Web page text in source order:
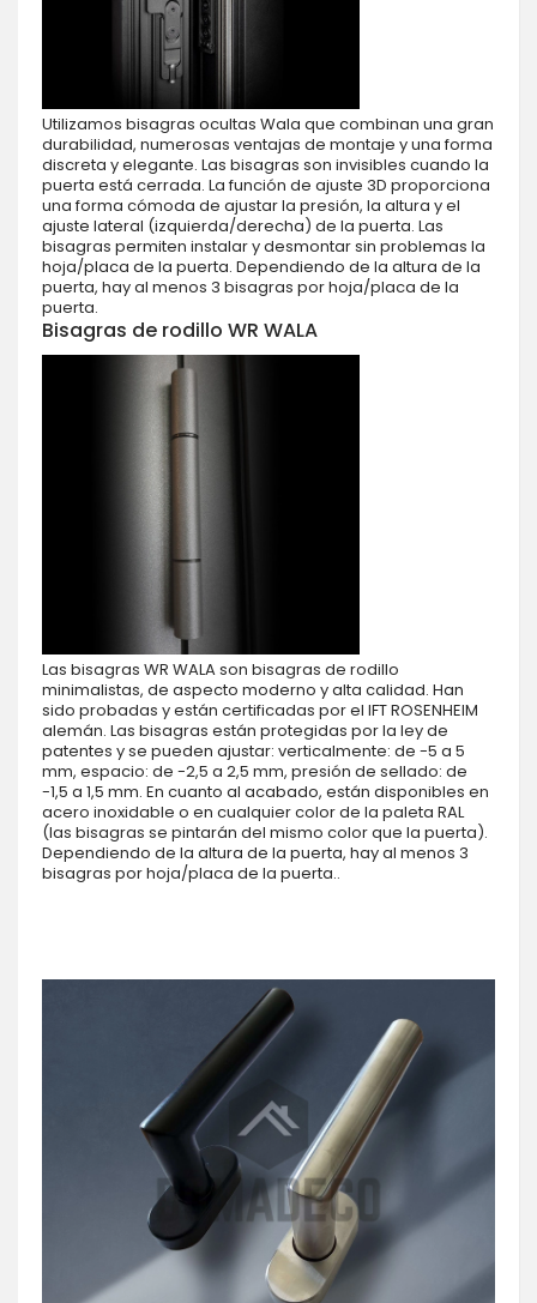
Utilizamos bisagras ocultas Wala que combinan una gran
durabilidad, numerosas ventajas de montaje y una forma
discreta y elegante. Las bisagras son invisibles cuando la
puerta está cerrada. La función de ajuste 3D proporciona
una forma cómoda de ajustar la presión, la altura y el
ajuste lateral (izquierda/derecha) de la puerta. Las
bisagras permiten instalar y desmontar sin problemas la
hoja/placa de la puerta. Dependiendo de la altura de la
puerta, hay al menos 3 bisagras por hoja/placa de la
puerta.
Bisagras de rodillo WR WALA
Las bisagras WR WALA son bisagras de rodillo
minimalistas, de aspecto moderno y alta calidad. Han
sido probadas y están certificadas por el IFT ROSENHEIM
alemán. Las bisagras están protegidas por la ley de
patentes y se pueden ajustar: verticalmente: de -5 a 5
mm, espacio: de -2,5 a 2,5 mm, presión de sellado: de
-1,5 a 1,5 mm. En cuanto al acabado, están disponibles en
acero inoxidable o en cualquier color de la paleta RAL
(las bisagras se pintarán del mismo color que la puerta).
Dependiendo de la altura de la puerta, hay al menos 3
bisagras por hoja/placa de la puerta..